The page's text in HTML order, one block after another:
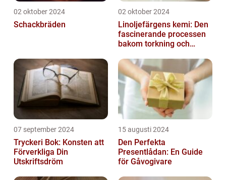
02 oktober 2024
Schackbräden
02 oktober 2024
Linoljefärgens kemi: Den
fascinerande processen
bakom torkning och
07 september 2024
Tryckeri Bok: Konsten att
Förverkliga Din
Utskriftsdröm
15 augusti 2024
Den Perfekta
Presentlådan: En Guide
för Gåvogivare